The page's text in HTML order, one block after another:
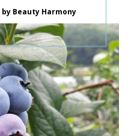
by Beauty Harmony